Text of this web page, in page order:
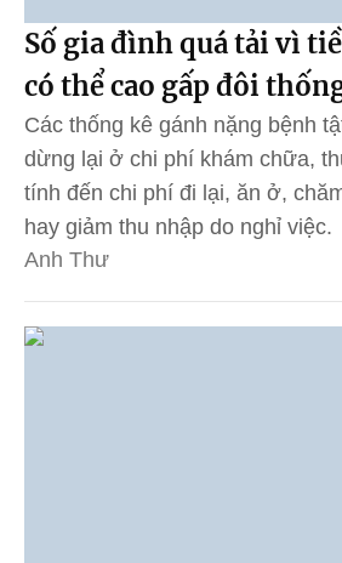
Số gia đình quá tải vì
có thể cao gấp đôi
Các thống kê gánh nặng bệnh
dừng lại ở chi phí khám chữa,
tính đến chi phí đi lại, ăn ở,
hay giảm thu nhập do nghỉ việc.
Anh Thư